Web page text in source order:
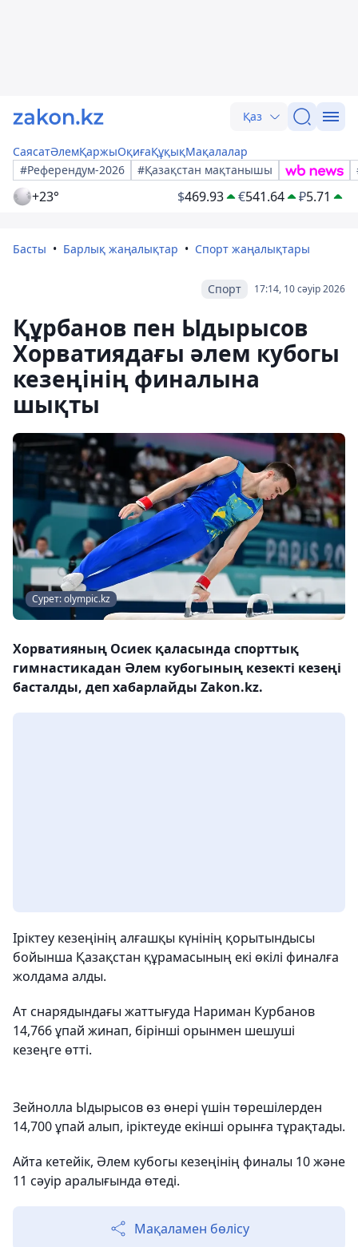
Қаз
СаясатӘлемҚаржыОқиғаҚұқықМақалалар
#Референдум-2026
#Қазақстан мақтанышы
+23° $469.93 €541.64 ₽5.71
Басты Барлық жаңалықтар Спорт жаңалықтары
17:14, 10 сәуір 2026
Спорт
Құрбанов пен Ыдырысов
Хорватиядағы әлем кубогы
кезеңінің финалына
шықты
Сурет: olympic.kz
Хорватияның Осиек қаласында спорттық
гимнастикадан Әлем кубогының кезекті кезеңі
басталды, деп хабарлайды Zakon.kz.
Іріктеу кезеңінің алғашқы күнінің қорытындысы
бойынша Қазақстан құрамасының екі өкілі финалға
жолдама алды.
Ат снарядындағы жаттығуда Нариман Курбанов
14,766 ұпай жинап, бірінші орынмен шешуші
кезеңге өтті.
Зейнолла Ыдырысов өз өнері үшін төрешілерден
14,700 ұпай алып, іріктеуде екінші орынға тұрақтады.
Айта кетейік, Әлем кубогы кезеңінің финалы 10 және
11 сәуір аралығында өтеді.
Мақаламен бөлісу